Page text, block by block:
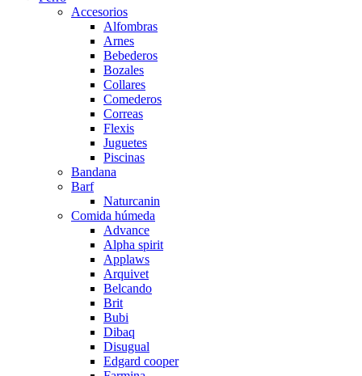
Accesorios
Alfombras
Arnes
Bebederos
Bozales
Collares
Comederos
Correas
Flexis
Juguetes
Piscinas
Bandana
Barf
Naturcanin
Comida húmeda
Advance
Alpha spirit
Applaws
Arquivet
Belcando
Brit
Bubi
Dibaq
Disugual
Edgard cooper